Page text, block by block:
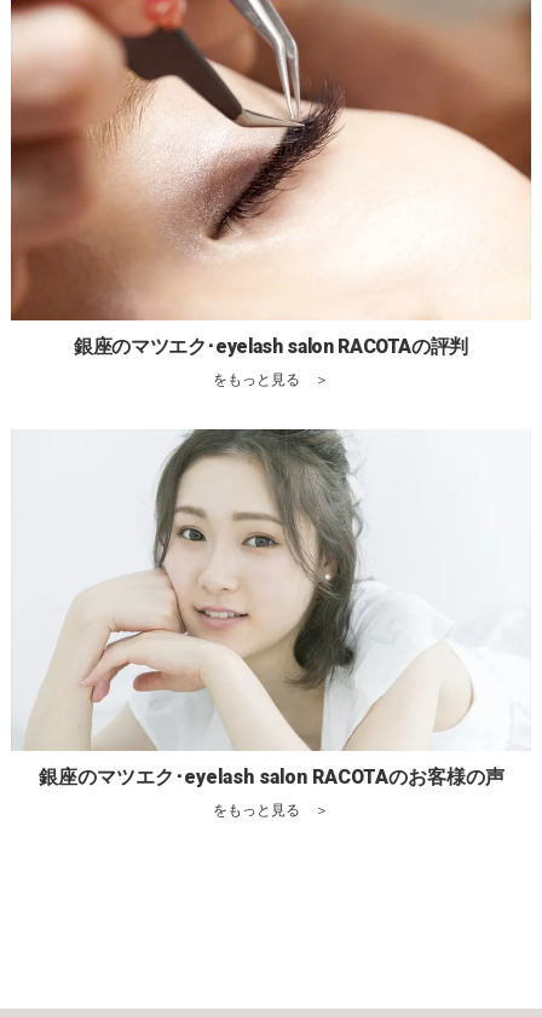
銀座のマツエク･eyelash salon RACOTAの評判
をもっと見る ＞
銀座のマツエク･eyelash salon RACOTAのお客様の声
をもっと見る ＞